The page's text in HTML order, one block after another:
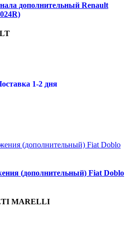
дополнительный Renault
1-2 дня
(дополнительный) Fiat Doblo
MARELLI